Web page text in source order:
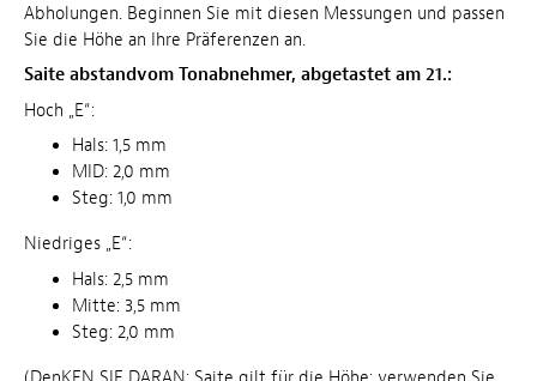
Abholungen. Beginnen Sie mit diesen Messungen und passen
Sie die Höhe an Ihre Präferenzen an.
Saite abstandvom Tonabnehmer, abgetastet am 21.:
Hoch „E“:
Hals: 1,5 mm
MID: 2,0 mm
Steg: 1,0 mm
Niedriges „E“:
Hals: 2,5 mm
Mitte: 3,5 mm
Steg: 2,0 mm